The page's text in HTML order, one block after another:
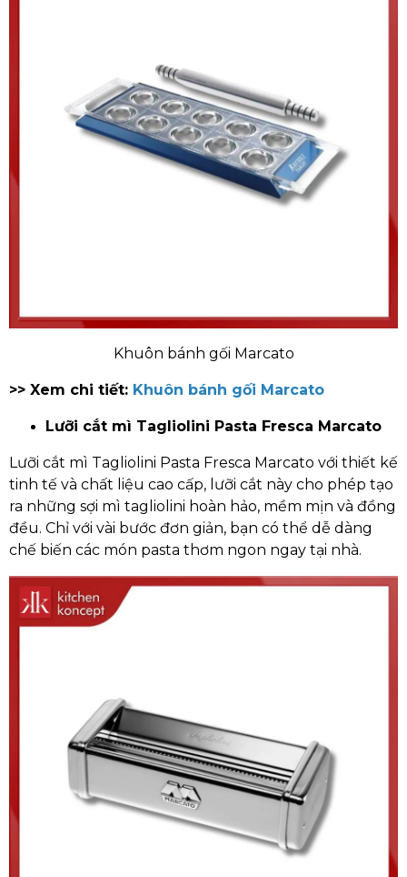
Khuôn bánh gối Marcato
>> Xem chi tiết: Khuôn bánh gối Marcato
Lưỡi cắt mì Tagliolini Pasta Fresca Marcato
Lưỡi cắt mì Tagliolini Pasta Fresca Marcato với thiết kế
tinh tế và chất liệu cao cấp, lưỡi cắt này cho phép tạo
ra những sợi mì tagliolini hoàn hảo, mềm mịn và đồng
đều. Chỉ với vài bước đơn giản, bạn có thể dễ dàng
chế biến các món pasta thơm ngon ngay tại nhà.